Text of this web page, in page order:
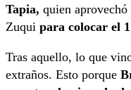
Tapia, quien
Zuqui para colocar el
Tras aquello, lo que
extraños. Esto porque